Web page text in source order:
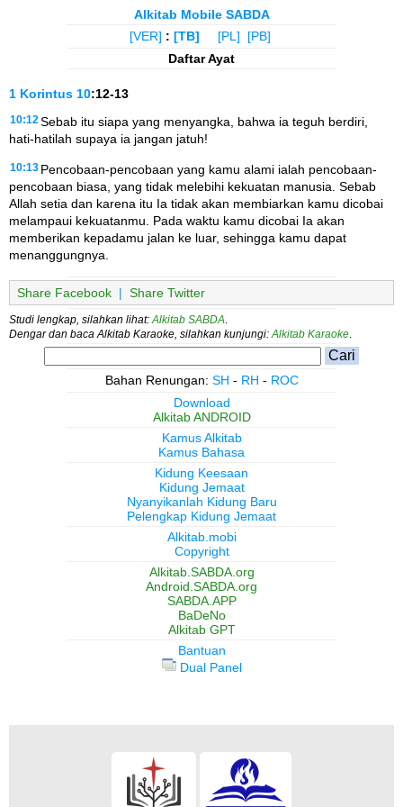
Alkitab Mobile SABDA
[VER] : [TB] [PL]
[PB]
Daftar Ayat
1 Korintus 10:12-13
10:12 Sebab itu siapa yang menyangka, bahwa ia teguh berdiri,
hati-hatilah supaya ia jangan jatuh!
10:13 Pencobaan-pencobaan yang kamu alami ialah pencobaan-
pencobaan biasa, yang tidak melebihi kekuatan manusia. Sebab
Allah setia dan karena itu Ia tidak akan membiarkan kamu dicobai
melampaui kekuatanmu. Pada waktu kamu dicobai Ia akan
memberikan kepadamu jalan ke luar, sehingga kamu dapat
menanggungnya.
Share Facebook | Share Twitter
Studi lengkap, silahkan lihat: Alkitab SABDA
Dengar dan baca Alkitab Karaoke, silahkan kunjungi: Alkitab Karaoke
Bahan Renungan: SH - RH - ROC
Download
Alkitab ANDROID
Kamus Alkitab
Kamus Bahasa
Kidung Keesaan
Kidung Jemaat
Nyanyikanlah Kidung Baru
Pelengkap Kidung Jemaat
Alkitab.mobi
Copyright
Alkitab.SABDA.org
Android.SABDA.org
SABDA.APP
BaDeNo
Alkitab GPT
Bantuan
Dual Panel